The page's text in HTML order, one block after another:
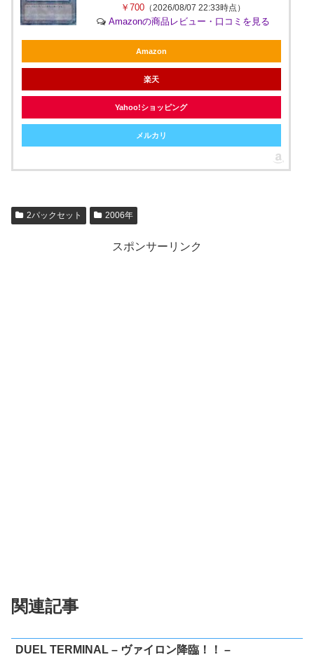
￥700 （2026/08/07 22:33時点）
Amazonの商品レビュー・口コミを見る
Amazon
楽天
Yahoo!ショッピング
メルカリ
2パックセット 2006年
スポンサーリンク
関連記事
DUEL TERMINAL – ヴァイロン降臨！！ –